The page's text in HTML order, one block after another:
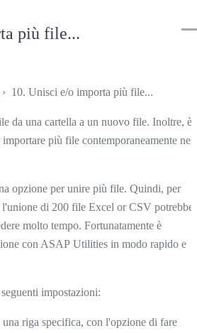
più file...
› 10. Unisci e/o importa più file...
da una cartella a un nuovo file. Inoltre, è
più file contemporaneamente
opzione per unire più file. Quindi, per
di 200 file Excel or CSV potrebbe
molto tempo. Fortunatamente è
con ASAP Utilities in modo rapido e
impostazioni:
riga specifica, con l'opzione di fare